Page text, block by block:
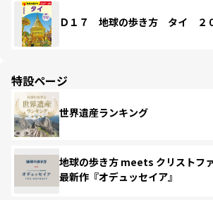
Ｄ１７ 地球の歩き方 タイ ２
特設ページ
世界遺産ランキング
地球の歩き方 meets クリストフ
最新作『オデュッセイア』